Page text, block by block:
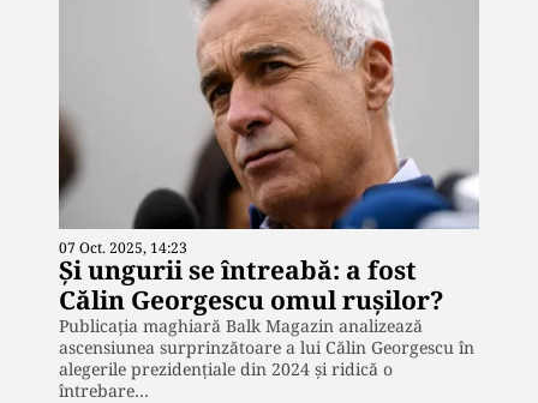
07 Oct. 2025, 14:23
Și ungurii se întreabă: a fost
Călin Georgescu omul rușilor?
Publicația maghiară Balk Magazin analizează
ascensiunea surprinzătoare a lui Călin Georgescu în
alegerile prezidențiale din 2024 și ridică o
întrebare…